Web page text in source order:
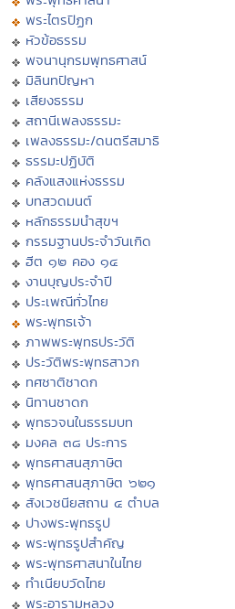
พระไตรปิฏก
หัวข้อธรรม
พจนานุกรมพุทธศาสน์
มิลินทปัญหา
เสียงธรรม
สถานีเพลงธรรมะ
เพลงธรรมะ/ดนตรีสมาธิ
ธรรมะปฏิบัติ
คลังแสงแห่งธรรม
บทสวดมนต์
หลักธรรมนำสุขฯ
กรรมฐานประจำวันเกิด
ฮีต ๑๒ คอง ๑๔
งานบุญประจำปี
ประเพณีทั่วไทย
พระพุทธเจ้า
ภาพพระพุทธประวัติ
ประวัติพระพุทธสาวก
ทศชาติชาดก
นิทานชาดก
พุทธวจนในธรรมบท
มงคล ๓๘ ประการ
พุทธศาสนสุภาษิต
พุทธศาสนสุภาษิต ๖๒๑
สังเวชนียสถาน ๔ ตำบล
ปางพระพุทธรูป
พระพุทธรูปสำคัญ
พระพุทธศาสนาในไทย
ทำเนียบวัดไทย
พระอารามหลวง